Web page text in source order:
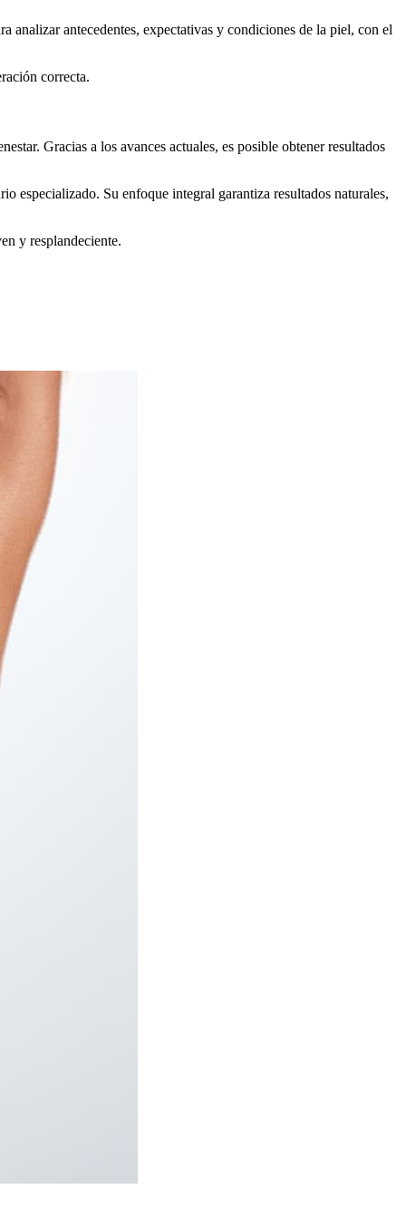
analizar antecedentes, expectativas y condiciones de la piel, con el
correcta.
Gracias a los avances actuales, es posible obtener resultados
especializado. Su enfoque integral garantiza resultados naturales,
y resplandeciente.